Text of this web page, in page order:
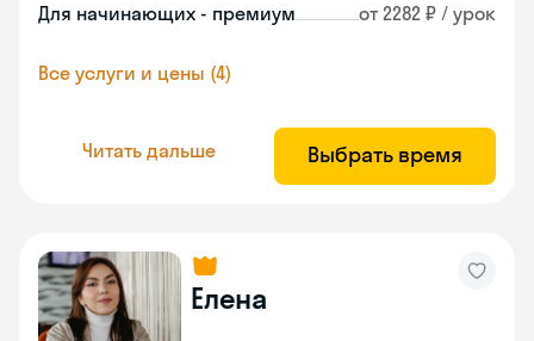
Для начинающих - премиум от 2282 ₽ / урок
Все услуги и цены (4)
Читать дальше Выбрать время
Елена